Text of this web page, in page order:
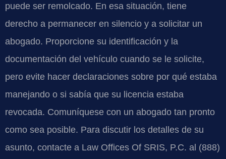
puede ser remolcado. En esa situación, tiene
derecho a permanecer en silencio y a solicitar un
abogado. Proporcione su identificación y la
documentación del vehículo cuando se le solicite,
pero evite hacer declaraciones sobre por qué estaba
manejando o si sabía que su licencia estaba
revocada. Comuníquese con un abogado tan pronto
como sea posible. Para discutir los detalles de su
asunto, contacte a Law Offices Of SRIS, P.C. al (888)